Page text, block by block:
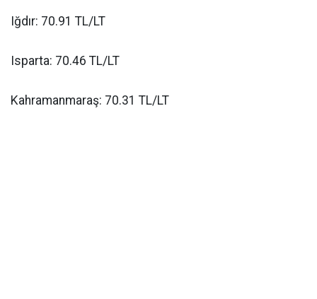
Iğdır: 70.91 TL/LT
Isparta: 70.46 TL/LT
Kahramanmaraş: 70.31 TL/LT